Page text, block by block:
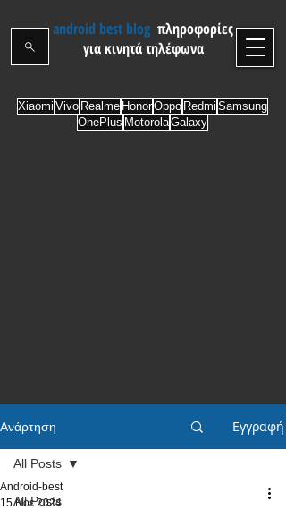
android best blog πληροφορίες
για κινητά τηλέφωνα
Xiaomi Vivo Realme HonorOppo Redmi Samsung
OnePlus MotorolaGalaxy
Ανάρτηση Εγγραφή
All Posts
All Posts
Android-best
15 Νοε 2024